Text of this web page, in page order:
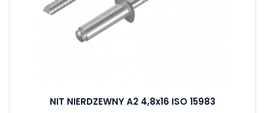
NIT NIERDZEWNY A2 4,8x16 ISO 15983